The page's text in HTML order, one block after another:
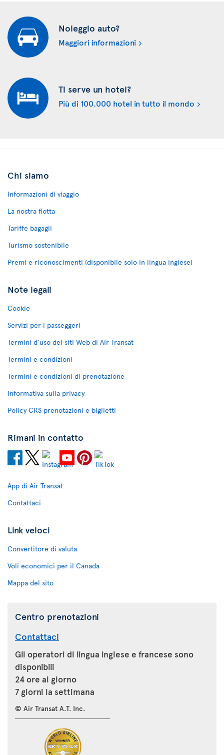
Noleggio auto?
Maggiori informazioni
Ti serve un hotel?
Più di 100.000 hotel in tutto il mondo
Chi siamo
Informazioni di viaggio
La nostra flotta
Tariffe bagagli
Turismo sostenibile
Premi e riconoscimenti (disponibile solo in lingua inglese)
Note legali
Cookie
Servizi per i passeggeri
Termini d'uso dei siti Web di Air Transat
Termini e condizioni
Termini e condizioni di prenotazione
Informativa sulla privacy
Policy CRS prenotazioni e biglietti
Rimani in contatto
App di Air Transat
Contattaci
Link veloci
Convertitore di valuta
Voli economici per il Canada
Mappa del sito
Centro prenotazioni
Contattaci
Gli operatori di lingua inglese e francese sono
disponibili
24 ore al giorno
7 giorni la settimana
© Air Transat A.T. Inc.